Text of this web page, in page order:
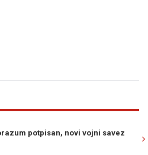
PREOKRET NA NAFTNIM